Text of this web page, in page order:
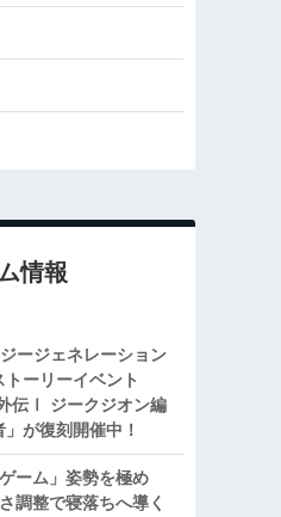
情報
ジージェネレーション
ーリーイベント
伝Ⅰ ジークジオン編
が復刻開催中！
ーム」姿勢を極め
調整で寝落ちへ導く